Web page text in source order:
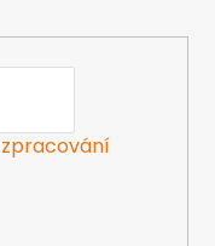
zpracování